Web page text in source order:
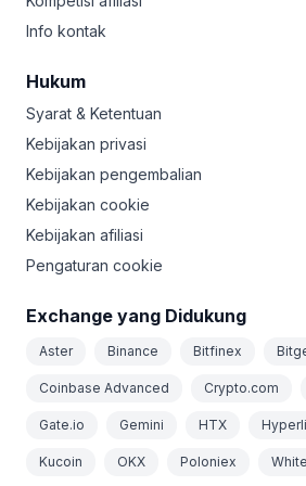
Info kontak
Hukum
Syarat & Ketentuan
Kebijakan privasi
Kebijakan pengembalian
Kebijakan cookie
Kebijakan afiliasi
Pengaturan cookie
Exchange yang Didukung
Aster Binance Bitfinex
Coinbase Advanced Crypto.com
Gate.io Gemini HTX
Kucoin OKX Poloniex